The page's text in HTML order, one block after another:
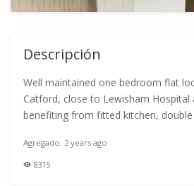
Descripción
Well maintained one bedroom flat
Catford, close to Lewisham Hospital
benefiting from fitted kitchen,
Agregado: 2 years ago
8315